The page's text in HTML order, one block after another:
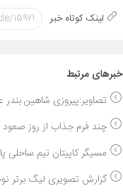
لینک کوتاه خبر
خبر‌های مرتبط
تصاویر:پیروزی شاهین
چند فرم جذاب از روز
مسیگر کاپیتان تیم ساحلی
گزارش تصویری لیگ برتر